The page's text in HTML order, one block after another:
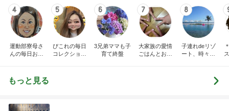
4
運動部寮母さ
んの毎日お弁
5
ぴこれの毎日
コレクション
6
3兄弟ママも子
育て終盤
7
大家族の愛情
ごはんとお弁
8
子連れdeリゾ
ート、時々キ
もっと見る